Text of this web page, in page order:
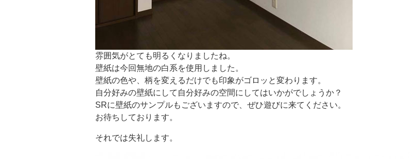
雰囲気がとても明るくなりましたね。
壁紙は今回無地の白系を使用しました。
壁紙の色や、柄を変えるだけでも印象がゴロッと変わります。
自分好みの壁紙にして自分好みの空間にしてはいかがでしょうか？
SRに壁紙のサンプルもございますので、ぜひ遊びに来てください。
お待ちしております。
それでは失礼します。